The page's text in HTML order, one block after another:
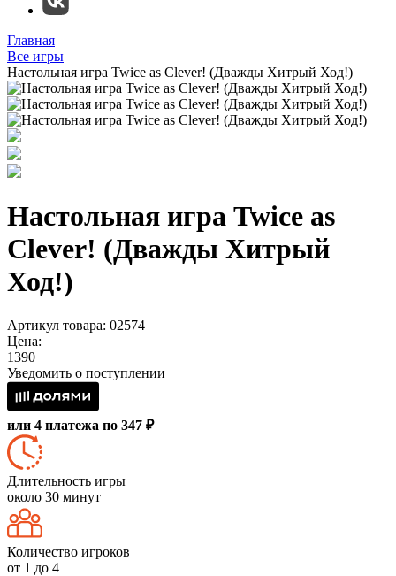
Главная
Все игры
Настольная игра Twice as Clever! (Дважды Хитрый Ход!)
Настольная игра Twice as
Clever! (Дважды Хитрый
Ход!)
Артикул товара: 02574
Цена:
1390
Уведомить о поступлении
или 4 платежа по 347 ₽
Длительность игры
около 30 минут
Количество игроков
от 1 до 4